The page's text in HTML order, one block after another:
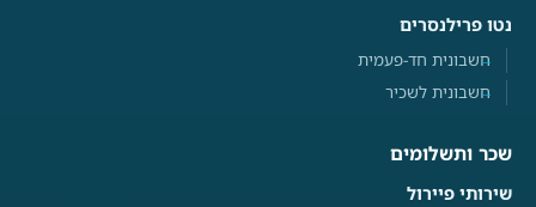
נטו פרילנסרים
חשבונית חד-פעמית
חשבונית לשכיר
שכר ותשלומים
שירותי פיירול